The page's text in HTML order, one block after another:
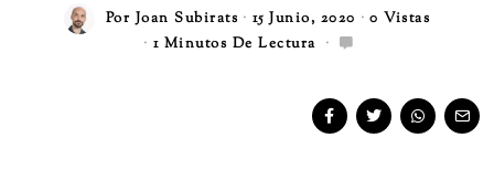
PorJoan Subirats 15 Junio, 2020
0 Vistas
1 Minutos De Lectura